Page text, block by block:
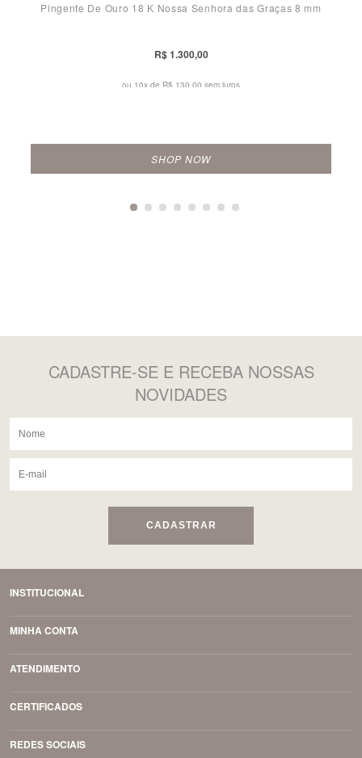
Pingente De Ouro 18 K Nossa Senhora das Graças 8 mm
R$ 1.300,00
ou 10x de R$ 130,00 sem juros
SHOP NOW
CADASTRE-SE E RECEBA NOSSAS
NOVIDADES
CADASTRAR
INSTITUCIONAL
MINHA CONTA
ATENDIMENTO
CERTIFICADOS
REDES SOCIAIS